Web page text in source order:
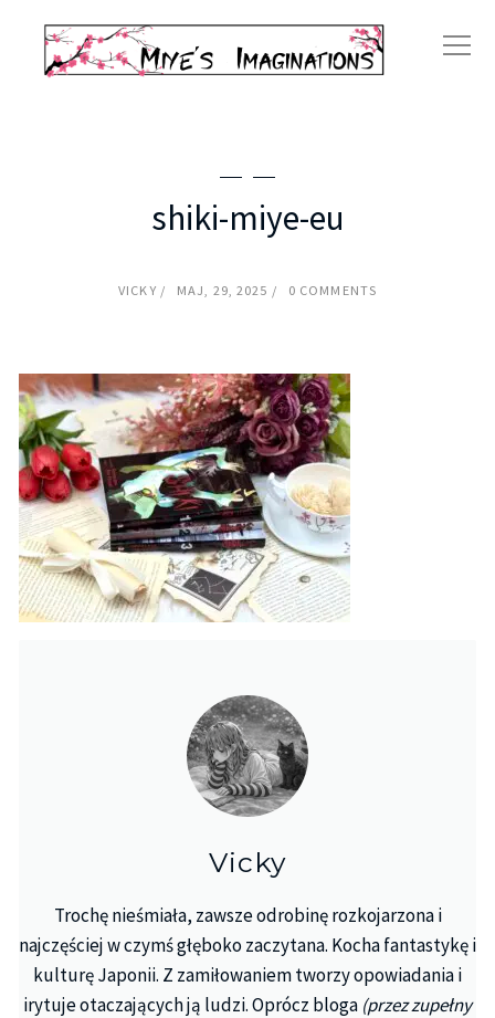
shiki-miye-eu
VICKY MAJ, 29, 2025 0 COMMENTS
Vicky
Trochę nieśmiała, zawsze odrobinę rozkojarzona i
najczęściej w czymś głęboko zaczytana. Kocha fantastykę i
kulturę Japonii. Z zamiłowaniem tworzy opowiadania i
irytuje otaczających ją ludzi. Oprócz bloga (przez zupełny